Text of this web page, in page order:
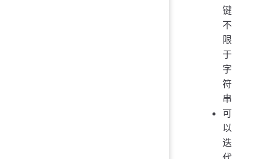
键
不
限
于
字
符
串
可
以
迭